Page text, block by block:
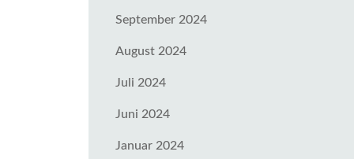
September 2024
August 2024
Juli 2024
Juni 2024
Januar 2024